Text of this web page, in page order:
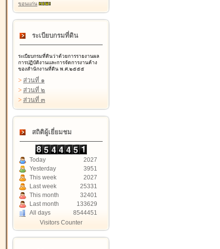
ขอนแก่น
ระเบียบกรมที่ดิน
ระเบียบกรมที่ดินว่าด้วยการรายงานผล
การปฏิบัติงานและการจัดการงานค้าง
ของสำนักงานที่ดิน พ.ศ.๒๕๕๕
> ส่วนที่ ๑
> ส่วนที่ ๒
> ส่วนที่ ๓
สถิติผู้เยี่ยมชม
Today
2027
Yesterday
3951
This week
2027
Last week
25331
This month
32401
Last month
133629
All days
8544451
Visitors Counter